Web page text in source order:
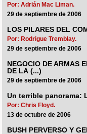
Por: Adrián Mac Liman.
29 de septiembre de 2006
LOS PILARES DEL
Por: Rodrigue Tremblay.
29 de septiembre de 2006
NEGOCIO DE ARMAS
DE LA (...)
29 de septiembre de 2006
Un terrible panorama:
Por: Chris Floyd.
13 de octubre de 2006
BUSH PERVERSO Y